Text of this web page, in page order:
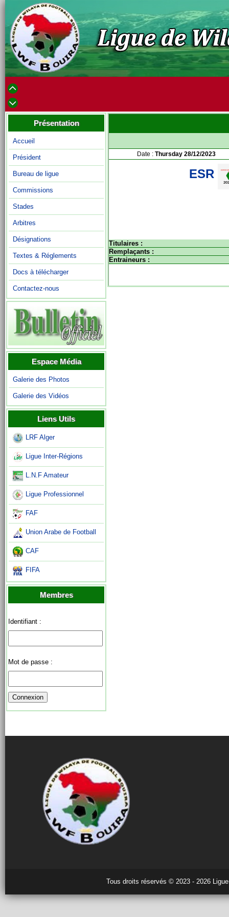
Présentation
Accueil
Président
Bureau de ligue
Commissions
Stades
Arbitres
Désignations
Textes & Réglements
Docs à télécharger
Contactez-nous
Espace Média
Galerie des Photos
Galerie des Vidéos
Liens Utils
LRF Alger
Ligue Inter-Régions
L.N.F Amateur
Ligue Professionnel
FAF
Union Arabe de Football
CAF
FIFA
Membres
Identifiant :
Mot de passe :
Date : Thursday 28/12/2023
ESR
Titulaires :
Remplaçants :
Entraineurs :
Tous droits réservés © 2023 - 2026